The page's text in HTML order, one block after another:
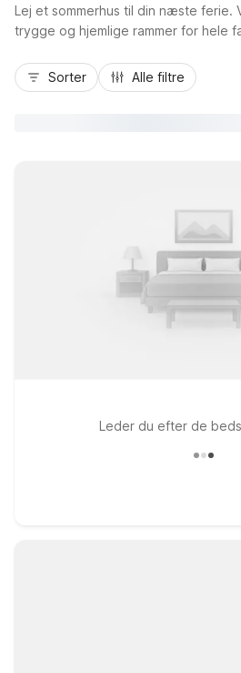
Lej et sommerhus til din næste ferie.
trygge og hjemlige rammer for hele
Sorter Alle filtre
Leder du efter de